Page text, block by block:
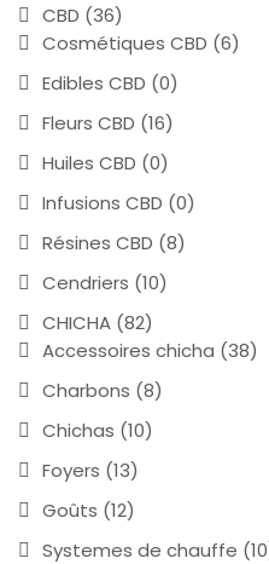
CBD (36)
Cosmétiques CBD (6)
Edibles CBD (0)
Fleurs CBD (16)
Huiles CBD (0)
Infusions CBD (0)
Résines CBD (8)
Cendriers (10)
CHICHA (82)
Accessoires chicha (38)
Charbons (8)
Chichas (10)
Foyers (13)
Goûts (12)
Systemes de chauffe